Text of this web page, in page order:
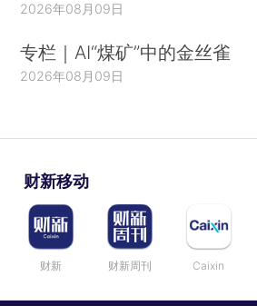
2026年08月09日
专栏｜AI“煤矿”中的金丝雀
2026年08月09日
财新移动
财新 财新周刊 Caixin